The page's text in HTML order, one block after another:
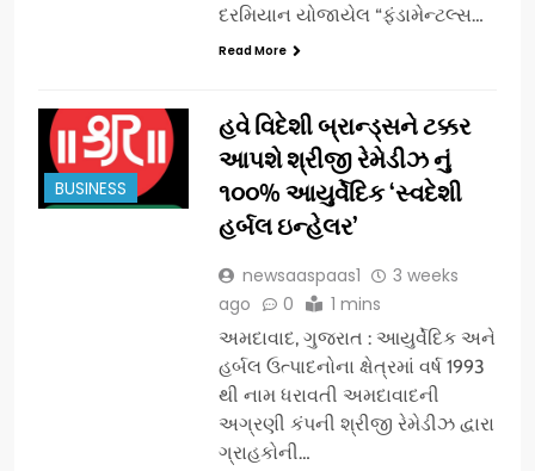
દરમિયાન યોજાયેલ “ફંડામેન્ટલ્સ…
Read More
BUSINESS
હવે વિદેશી બ્રાન્ડ્સને ટક્કર
આપશે શ્રીજી રેમેડીઝ નું
૧૦૦% આયુર્વેદિક ‘સ્વદેશી
હર્બલ ઇન્હેલર’
newsaaspaas1
3 weeks
ago
0 1 mins
અમદાવાદ, ગુજરાત : આયુર્વેદિક અને
હર્બલ ઉત્પાદનોના ક્ષેત્રમાં વર્ષ 1993
થી નામ ધરાવતી અમદાવાદની
અગ્રણી કંપની શ્રીજી રેમેડીઝ દ્વારા
ગ્રાહકોની…